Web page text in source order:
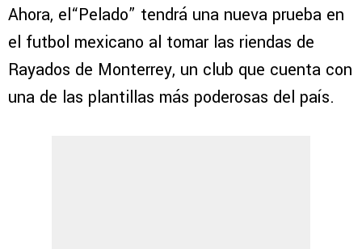
Ahora, el“Pelado” tendrá una nueva prueba en
el futbol mexicano al tomar las riendas de
Rayados de Monterrey, un club que cuenta con
una de las plantillas más poderosas del país.